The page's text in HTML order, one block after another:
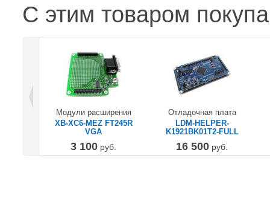
С этим товаром
Модули расширения
XB-XC6-MEZ FT245R
VGA
3 100 руб.
Отладочная плата
LDM-HELPER-
K1921BK01T2-FULL
16 500 руб.